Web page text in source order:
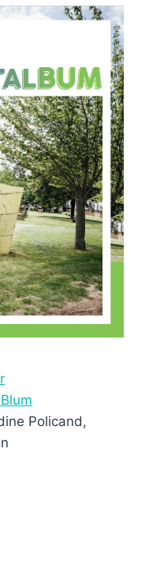
Policand,